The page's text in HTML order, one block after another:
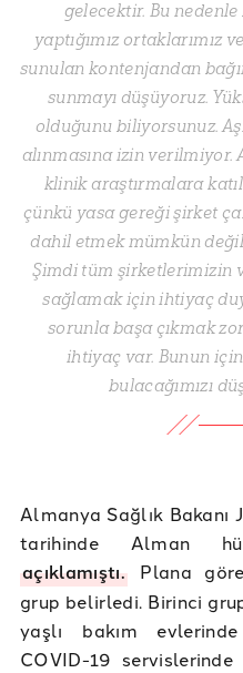
gelecektir. Bu
yaptığımız ortaklarımız
sunulan kontenjandan
sunmayı düşüyoruz.
olduğunu biliyorsunuz.
alınmasına izin
klinik araştırmalara
çünkü yasa gereği şirket
dahil etmek mümkün
Şimdi tüm şirketlerimizin
sağlamak için ihtiyaç
sorunla başa çıkmak
ihtiyaç var. Bunun
bulacağımızı
Almanya Sağlık Bakanı
tarihinde Alman
açıklamıştı.Plana
grup belirledi. Birinci
yaşlı bakım
COVID-19 servislerinde